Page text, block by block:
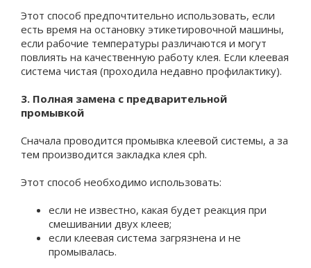
Этот способ предпочтительно использовать, если
есть время на остановку этикетировочной машины,
если рабочие температуры различаются и могут
повлиять на качественную работу клея. Если клеевая
система чистая (проходила недавно профилактику).
3. Полная замена с предварительной
промывкой
Сначала проводится промывка клеевой системы, а за
тем производится закладка клея cph.
Этот способ необходимо использовать:
если не известно, какая будет реакция при
смешивании двух клеев;
если клеевая система загрязнена и не
промывалась.